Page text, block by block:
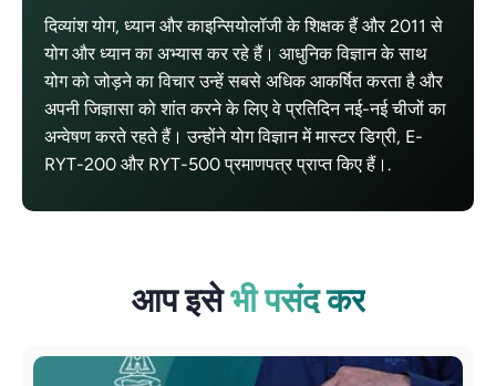
दिव्यांश योग, ध्यान और काइन्सियोलॉजी के शिक्षक हैं और 2011 से
योग और ध्यान का अभ्यास कर रहे हैं। आधुनिक विज्ञान के साथ
योग को जोड़ने का विचार उन्हें सबसे अधिक आकर्षित करता है और
अपनी जिज्ञासा को शांत करने के लिए वे प्रतिदिन नई-नई चीजों का
अन्वेषण करते रहते हैं। उन्होंने योग विज्ञान में मास्टर डिग्री, E-
RYT-200 और RYT-500 प्रमाणपत्र प्राप्त किए हैं।.
आप इसेभी पसंद कर